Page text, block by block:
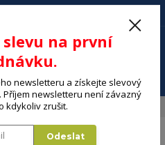
a vodní sporty
slevu na první
newsletteru a získejte slevový
newsletteru není závazný
kdykoliv zrušit.
Odeslat